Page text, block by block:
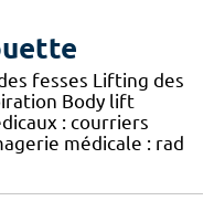
fesses Lifting des
Body lift
: courriers
médicale : rad